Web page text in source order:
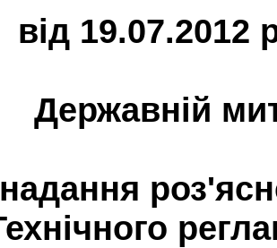
від 19.07.2012
Державній